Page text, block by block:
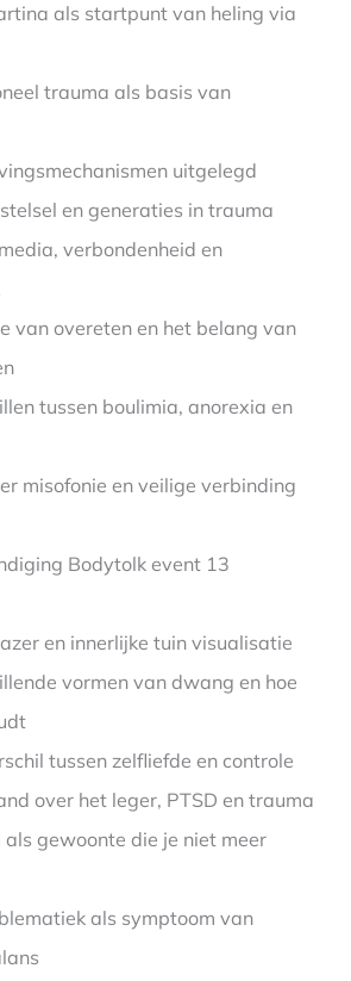
als startpunt van heling via
trauma als basis van
uitgelegd
en generaties in trauma
verbondenheid en
van overeten en het belang van
tussen boulimia, anorexia en
misofonie en veilige verbinding
Bodytolk event 13
en innerlijke tuin visualisatie
vormen van dwang en hoe
tussen zelfliefde en controle
over het leger, PTSD en trauma
gewoonte die je niet meer
als symptoom van